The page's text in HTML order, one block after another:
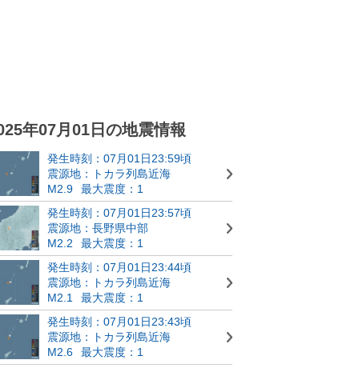
年07月01日の地震情報
発生時刻：07月01日23:59頃
震源地：トカラ列島近海
M2.9
最大震度：1
発生時刻：07月01日23:57頃
震源地：長野県中部
M2.2
最大震度：1
発生時刻：07月01日23:44頃
震源地：トカラ列島近海
M2.1
最大震度：1
発生時刻：07月01日23:43頃
震源地：トカラ列島近海
M2.6
最大震度：1